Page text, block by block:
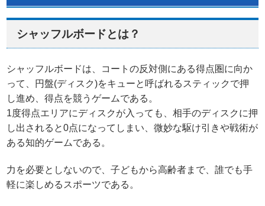
シャッフルボードとは？
シャッフルボードは、コートの反対側にある得点圏に向か
って、円盤(ディスク)をキューと呼ばれるスティックで押
し進め、得点を競うゲームである。
1度得点エリアにディスクが入っても、相手のディスクに押
し出されると0点になってしまい、微妙な駆け引きや戦術が
ある知的ゲームである。
力を必要としないので、子どもから高齢者まで、誰でも手
軽に楽しめるスポーツである。